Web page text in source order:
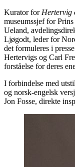
Kurator for Hertervig
museumssjef for
Ueland,
Ljøgodt, leder for
det formuleres i
Hertervigs og Carl
forståelse for deres
I forbindelse med
og norsk-engelsk
Jon Fosse, direkte